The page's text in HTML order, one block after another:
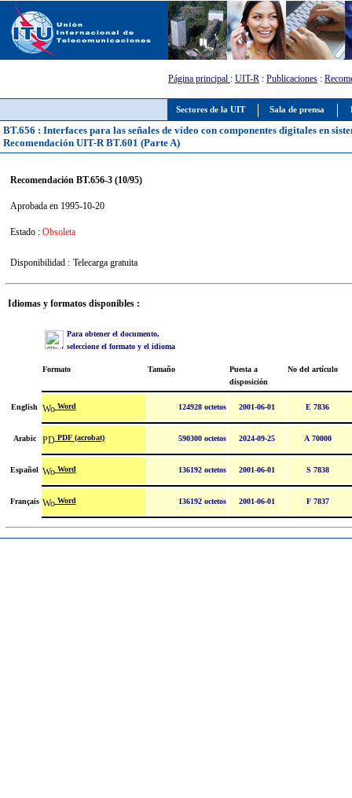
Sectores de la UIT Sala de prensa
Página principal : UIT-R : Publicaciones :
BT.656 : Interfaces para las señales de vídeo con componentes digitales en
Recomendación UIT-R BT.601 (Parte A)
Recomendación BT.656-3 (10/95)
Aprobada en 1995-10-20
Estado : Obsoleta
Disponibilidad : Telecarga gratuita
Idiomas y formatos disponibles :
Para obtener el documento,
seleccione el formato y el idioma
Formato Tamaño
Puesta a
disposición
No del artículo
English Word 124928 octetos 2001-06-01 E 7836
Arabic PDF (acrobat) 590300 octetos 2024-09-25 A 70000
Español Word 136192 octetos 2001-06-01 S 7838
Français Word 136192 octetos 2001-06-01 F 7837